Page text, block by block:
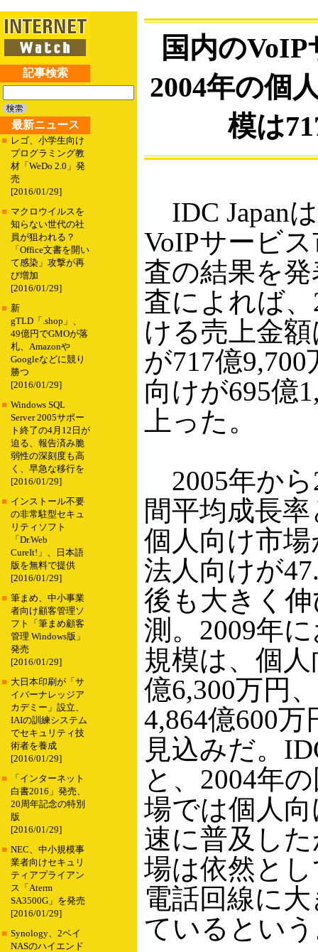
記事検索
最新ニュース
■ レゴ、小学生向け
プログラミング教
材「WeDo 2.0」発
売
[2016/01/29]
■ マクロウイルスを
知らない世代の社
員が狙われる？
「Office文書を開い
て感染」攻撃が再
び増加
[2016/01/29]
■ 新
gTLD「.shop」、
49億円でGMOが落
札、Amazonや
Googleなどに競り
勝つ
[2016/01/29]
■ Windows SQL
Server 2005サポー
ト終了の4月12日が
迫る、報告済み脆
弱性の深刻度も高
く、早急な移行を
[2016/01/29]
■ インストール不要
の非常駐型セキュ
リティソフト
「Dr.Web
CureIt!」、日本語
版を無料で提供
[2016/01/29]
■ 筆まめ、中小事業
者向け顧客管理ソ
フト「筆まめ顧客
管理 Windows版」
発売
[2016/01/29]
■ 大日本印刷が「サ
イバーナレッジア
カデミー」設立、
IAIの訓練システム
でセキュリティ技
術者を養成
[2016/01/29]
■
「インターネット
白書2016」発売、
20周年記念の特別
版
[2016/01/29]
■ NEC、中小規模事
業者向けセキュリ
ティアプライアン
ス「Aterm
SA3500G」を発売
[2016/01/29]
■ Synology、2ベイ
NASのハイエンド
国内の
2004年の個
模は
IDC Japan
VoIPサービ
査の結果を
査によれば
ける売上金
が717億
向けが695億
上った。
2005年から
間平均成長
個人向け市場
法人向けが
後も大きく
測。2009年
規模は、個
億6,300万円
4,864億600
見込みだ。
と、2004年
場では個人
速に普及し
場は依然と
電話回線に
ているとい